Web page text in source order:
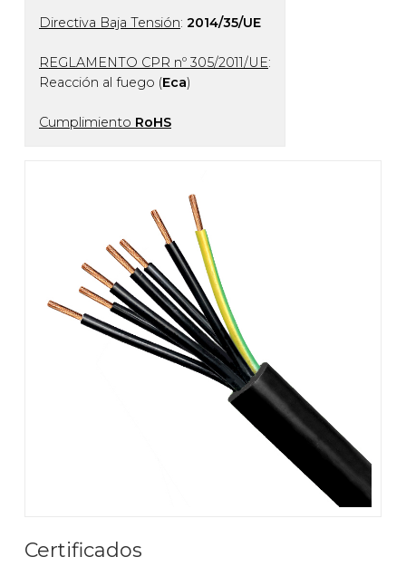
Directiva Baja Tensión: 2014/35/UE
REGLAMENTO CPR nº 305/2011/UE:
Reacción al fuego (Eca)
Cumplimiento RoHS
Certificados